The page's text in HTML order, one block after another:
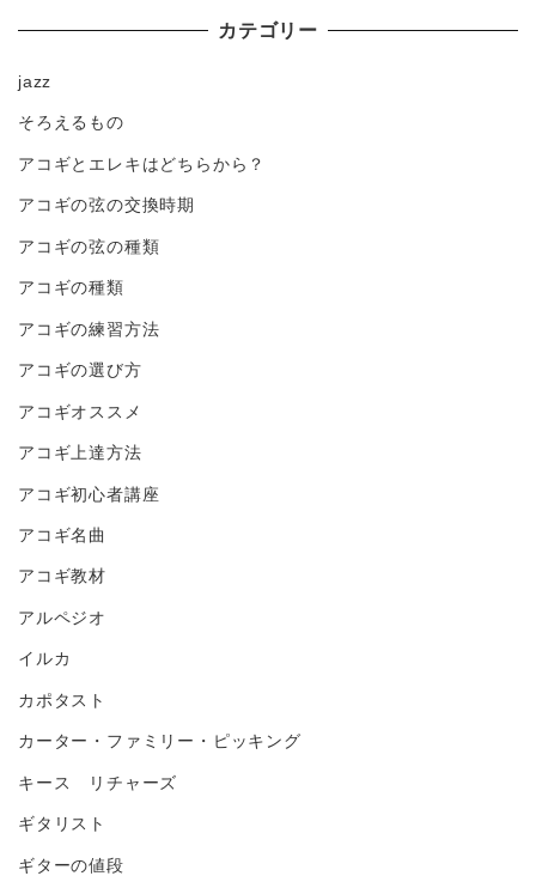
カテゴリー
jazz
そろえるもの
アコギとエレキはどちらから？
アコギの弦の交換時期
アコギの弦の種類
アコギの種類
アコギの練習方法
アコギの選び方
アコギオススメ
アコギ上達方法
アコギ初心者講座
アコギ名曲
アコギ教材
アルペジオ
イルカ
カポタスト
カーター・ファミリー・ピッキング
キース リチャーズ
ギタリスト
ギターの値段